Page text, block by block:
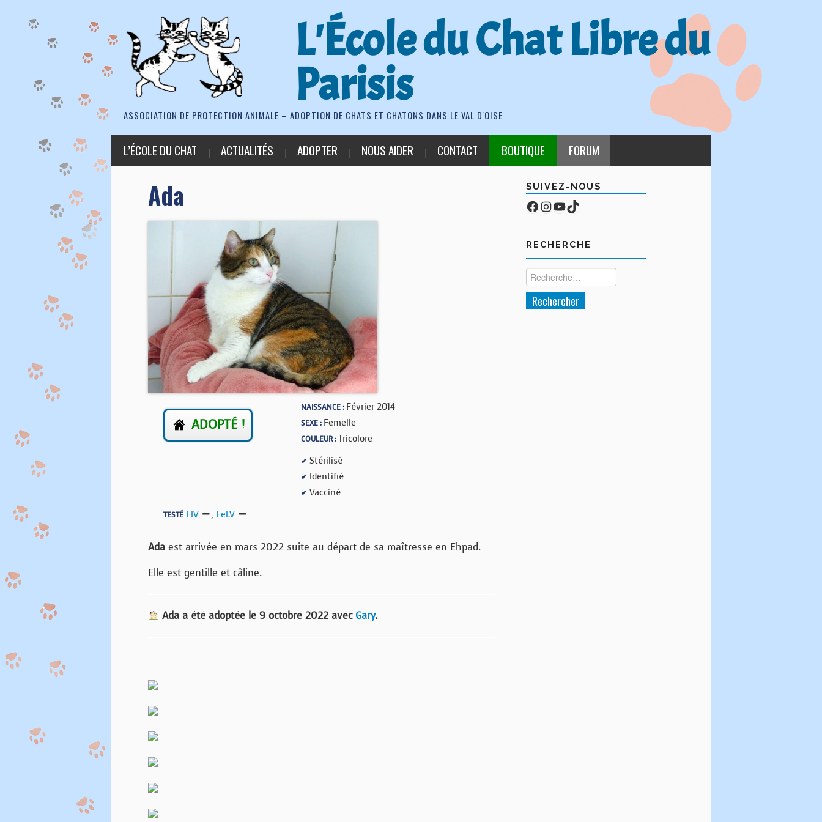
L'École du Chat Libre du
Parisis
ASSOCIATION DE PROTECTION ANIMALE – ADOPTION DE CHATS ET CHATONS DANS LE VAL D'OISE
L’ÉCOLE DU CHAT ACTUALITÉS ADOPTER NOUS AIDER CONTACT BOUTIQUE FORUM
Ada
ADOPTÉ !
NAISSANCE : Février 2014
SEXE : Femelle
COULEUR :Tricolore
✔ Stérilisé
✔ Identifié
✔ Vacciné
TESTÉ FIV , FeLV
Ada est arrivée en mars 2022 suite au départ de sa maîtresse en Ehpad.
Elle est gentille et câline.
Ada a été adoptée le 9 octobre 2022 avec Gary.
SUIVEZ-NOUS
Facebook
Compte Instagram
YouTube
TikTok
RECHERCHE